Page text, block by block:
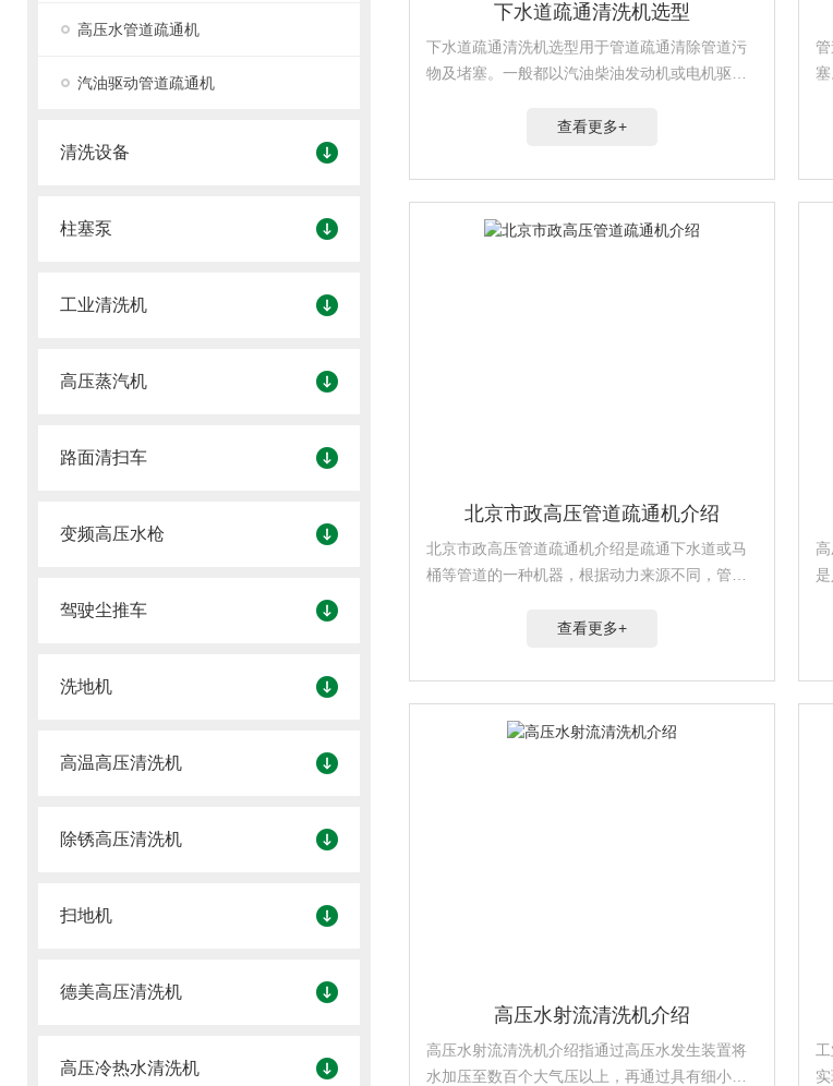
高压水管道疏通机
汽油驱动管道疏通机
清洗设备
柱塞泵
工业清洗机
高压蒸汽机
路面清扫车
变频高压水枪
驾驶尘推车
洗地机
高温高压清洗机
除锈高压清洗机
扫地机
德美高压清洗机
高压冷热水清洗机
下水道疏通清洗机选型
下水道疏通清洗机选型用于管道疏通清除管道污
物及堵塞。一般都以汽油柴油发动机或电机驱动
查看更多+
北京市政高压管道疏通机介绍
北京市政高压管道疏通机介绍是疏通下水道或马
桶等管道的一种机器，根据动力来源不同，管道
动型管道疏通机。适用于市政.物业.饭店各种规格
查看更多+
高压水射流清洗机介绍
高压水射流清洗机介绍指通过高压水发生装置将
水加压至数百个大气压以上，再通过具有细小孔
工